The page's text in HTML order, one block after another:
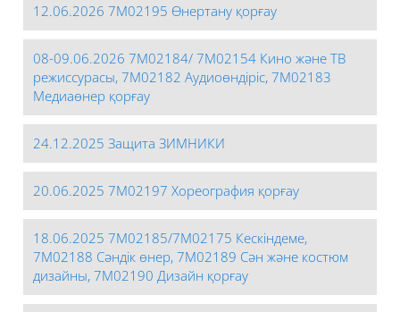
12.06.2026 7М02195 Өнертану қорғау
08-09.06.2026 7М02184/ 7М02154 Кино және ТВ
режиссурасы, 7М02182 Аудиоөндіріс, 7М02183
Медиаөнер қорғау
24.12.2025 Защита ЗИМНИКИ
20.06.2025 7М02197 Хореография қорғау
18.06.2025 7М02185/7М02175 Кескіндеме,
7М02188 Сәндік өнер, 7М02189 Сән және костюм
дизайны, 7М02190 Дизайн қорғау